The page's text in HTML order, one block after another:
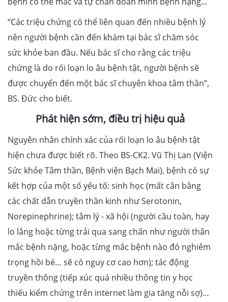
“Các triệu chứng có thể liên quan đến nhiều bệnh lý
nên người bệnh cần đến khám tại bác sĩ chăm sóc
sức khỏe ban đầu. Nếu bác sĩ cho rằng các triệu
chứng là do rối loạn lo âu bệnh tật, người bệnh sẽ
được chuyển đến một bác sĩ chuyên khoa tâm thần”,
BS. Đức cho biết.
Phát hiện sớm, điều trị hiệu quả
Nguyên nhân chính xác của rối loạn lo âu bệnh tật
hiện chưa được biết rõ. Theo BS-CK2. Vũ Thị Lan (Viện
Sức khỏe Tâm thần, Bệnh viện Bạch Mai), bệnh có sự
kết hợp của một số yếu tố: sinh học (mất cân bằng
các chất dẫn truyền thần kinh như Serotonin,
Norepinephrine); tâm lý - xã hội (người cầu toàn, hay
lo lắng hoặc từng trải qua sang chấn như người thân
mắc bệnh nặng, hoặc từng mắc bệnh nào đó nghiêm
trọng hồi bé… sẽ có nguy cơ cao hơn); tác động
truyền thông (tiếp xúc quá nhiều thông tin y học
thiếu kiểm chứng trên internet làm gia tăng nỗi sợ)…